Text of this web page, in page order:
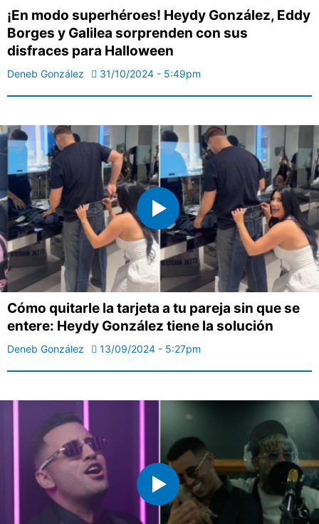
¡En modo superhéroes! Heydy González, Eddy
Borges y Galilea sorprenden con sus
disfraces para Halloween
Deneb González 31/10/2024 - 5:49pm
Cómo quitarle la tarjeta a tu pareja sin que se
entere: Heydy González tiene la solución
Deneb González 13/09/2024 - 5:27pm